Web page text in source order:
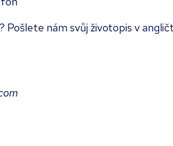
Pošlete nám svůj životopis v